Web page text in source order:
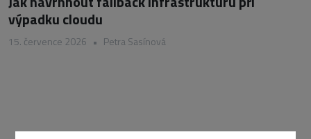
výpadku cloudu
15. července 2026 • Petra Sasínová